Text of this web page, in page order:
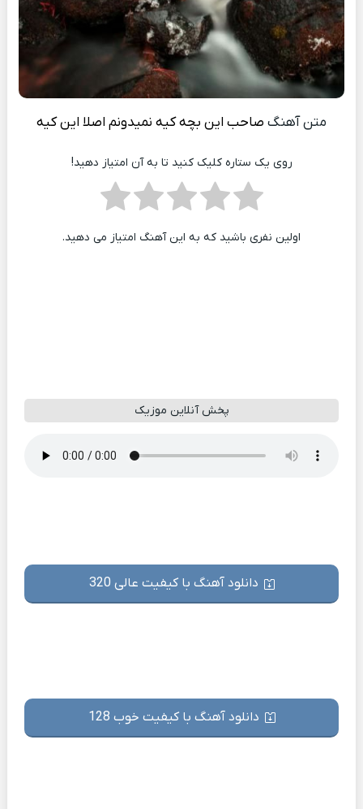
متن آهنگ صاحب این بچه کیه نمیدونم اصلا این کیه
روی یک ستاره کلیک کنید تا به آن امتیاز دهید!
اولین نفری باشید که به این آهنگ امتیاز می دهید.
پخش آنلاین موزیک
دانلود آهنگ با کیفیت عالی 320
دانلود آهنگ با کیفیت خوب 128